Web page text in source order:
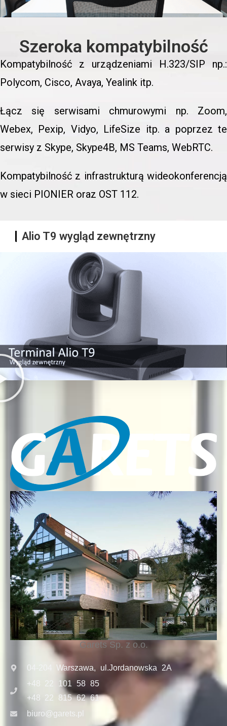
Szeroka kompatybilność
Kompatybilność z urządzeniami H.323/SIP np.:
Polycom, Cisco, Avaya, Yealink itp.
Łącz się serwisami chmurowymi np. Zoom,
Webex, Pexip, Vidyo, LifeSize itp. a poprzez te
serwisy z Skype, Skype4B, MS Teams, WebRTC.
Kompatybilność z infrastrukturą wideokonferencją
w sieci PIONIER oraz OST 112.
Alio T9 wygląd zewnętrzny
Garets Sp. z o.o.
04-204 Warszawa, ul.Jordanowska 2A
+48 22 101 58 85
+48 22 815 62 61
biuro@garets.pl